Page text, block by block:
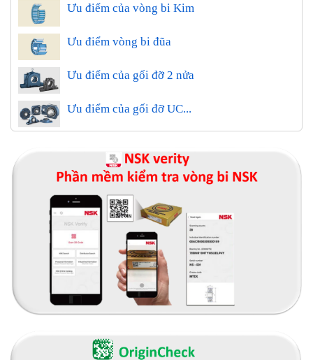
Ưu điểm của vòng bi Kim
Ưu điểm vòng bi đũa
Ưu điểm của gối đỡ 2 nửa
Ưu điểm của gối đỡ UC...